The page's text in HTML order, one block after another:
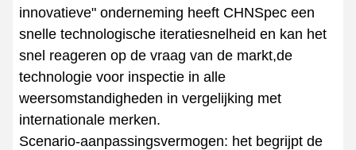
innovatieve" onderneming heeft CHNSpec een
snelle technologische iteratiesnelheid en kan het
snel reageren op de vraag van de markt,de
technologie voor inspectie in alle
weersomstandigheden in vergelijking met
internationale merken.
Scenario-aanpassingsvermogen: het begrijpt de